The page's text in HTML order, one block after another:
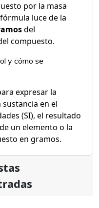
por la masa
luce de la
del
compuesto.
y cómo se
expresar la
en el
(SI), el resultado
un elemento o la
en gramos.